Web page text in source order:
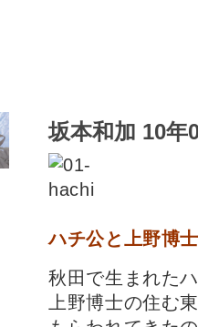
坂本和加 10年
ハチ公と上野博
秋田で生まれた
上野博士の住む